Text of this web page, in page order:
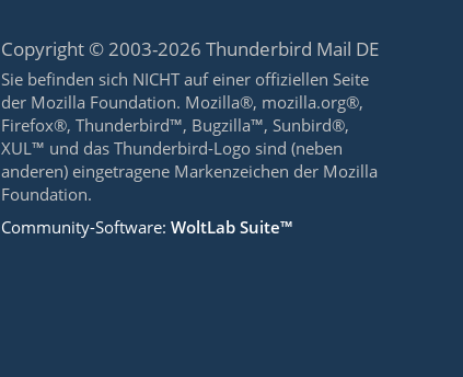
Copyright © 2003-2026 Thunderbird Mail DE
Sie befinden sich NICHT auf einer offiziellen Seite
der Mozilla Foundation. Mozilla®, mozilla.org®,
Firefox®, Thunderbird™, Bugzilla™, Sunbird®,
XUL™ und das Thunderbird-Logo sind (neben
anderen) eingetragene Markenzeichen der Mozilla
Foundation.
Community-Software:WoltLab Suite™